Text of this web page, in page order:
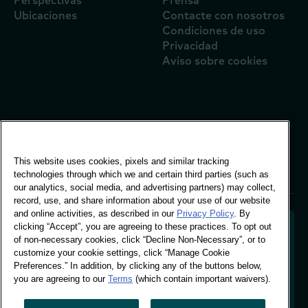
Ubicaciones
Contacte con nosotros
Condiciones de uso
Privacidad
Aviso sobre cookies
Oficina mundial
Stamford St, Londres
Londres SE1 9LQ
T +44 (0)207 076 9000
Descifrar el comportamiento de los compradores
para dar forma al futuro de su marca. Transformar
los datos de comportamiento en información
This website uses cookies, pixels and similar tracking
technologies through which we and certain third parties (such as
our analytics, social media, and advertising partners) may collect,
record, use, and share information about your use of our website
and online activities, as described in our Privacy Policy. By
clicking “Accept”, you are agreeing to these practices. To opt out
of non-necessary cookies, click “Decline Non-Necessary”, or to
customize your cookie settings, click “Manage Cookie
Preferences.” In addition, by clicking any of the buttons below,
you are agreeing to our Terms (which contain important waivers).